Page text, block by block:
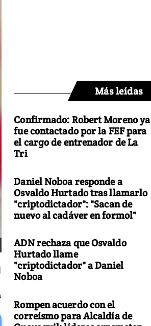
Más leídas
Confirmado: Robert Moreno ya
fue contactado por la FEF para
el cargo de entrenador de La
Tri
Daniel Noboa responde a
Osvaldo Hurtado tras llamarlo
"criptodictador": "Sacan de
nuevo al cadáver en formol"
ADN rechaza que Osvaldo
Hurtado llame
"criptodictador" a Daniel
Noboa
Rompen acuerdo con el
correísmo para Alcaldía de